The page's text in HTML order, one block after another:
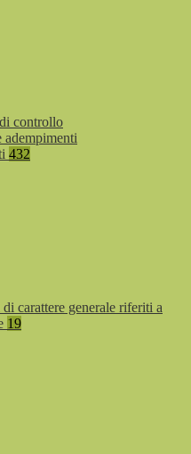
controllo
432
carattere generale riferiti a
19